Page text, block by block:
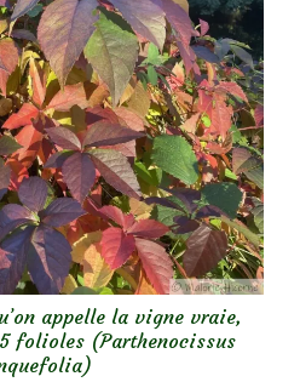
appelle la vigne vraie,
folioles (Parthenocissus